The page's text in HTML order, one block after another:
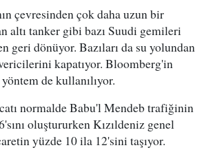
çevresinden çok daha uzun bir
altı tanker gibi bazı Suudi gemileri
geri dönüyor. Bazıları da su yolundan
kapatıyor. Bloomberg'in
de kullanılıyor.
normalde Babu'l Mendeb trafiğinin
oluştururken Kızıldeniz genel
yüzde 10 ila 12'sini taşıyor.